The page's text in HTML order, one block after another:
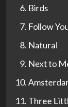
Birds
Follow
Natural
Next to
Three